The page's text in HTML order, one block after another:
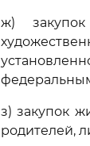
ж)
з) закупок
родителей,